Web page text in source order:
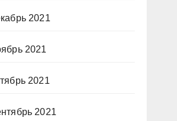
2021
2021
2021
2021